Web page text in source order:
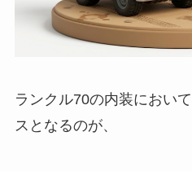
ランクル70の内装におい
スとなるのが、